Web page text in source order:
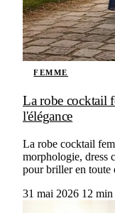
FEMME
La robe cocktail
l'élégance
La robe cocktail
morphologie, dress
pour briller en toute
31 mai 2026 12 min